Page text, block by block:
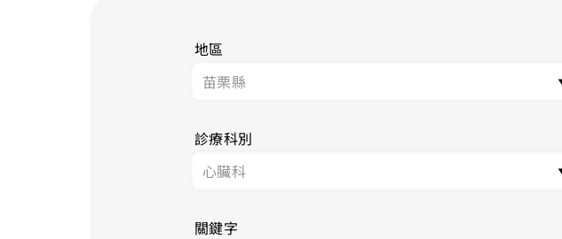
地區
診療科別
關鍵字